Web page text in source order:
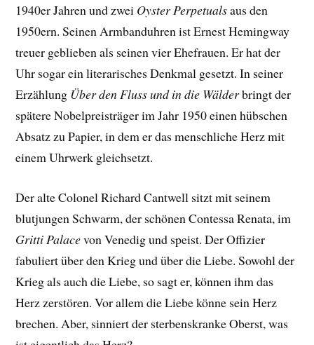
1940er Jahren und zwei Oyster Perpetualsaus den
1950ern. Seinen Armbanduhren ist Ernest Hemingway
treuer geblieben als seinen vier Ehefrauen. Er hat der
Uhr sogar ein literarisches Denkmal gesetzt. In seiner
Erzählung Über den Fluss und in die Wälderbringt der
spätere Nobelpreisträger im Jahr 1950 einen hübschen
Absatz zu Papier, in dem er das menschliche Herz mit
einem Uhrwerk gleichsetzt.
Der alte Colonel Richard Cantwell sitzt mit seinem
blutjungen Schwarm, der schönen Contessa Renata, im
Gritti Palacevon Venedig und speist. Der Offizier
fabuliert über den Krieg und über die Liebe. Sowohl der
Krieg als auch die Liebe, so sagt er, können ihm das
Herz zerstören. Vor allem die Liebe könne sein Herz
brechen. Aber, sinniert der sterbenskranke Oberst, was